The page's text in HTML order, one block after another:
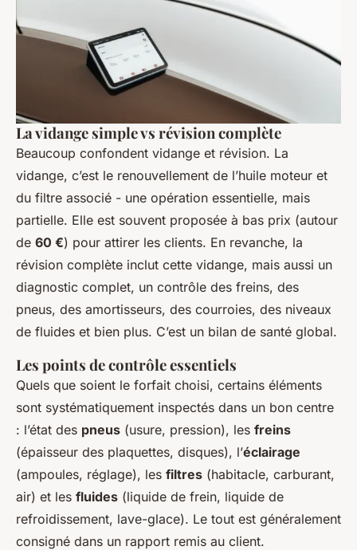
La vidange simple vs révision complète
Beaucoup confondent vidange et révision. La
vidange, c’est le renouvellement de l’huile moteur et
du filtre associé - une opération essentielle, mais
partielle. Elle est souvent proposée à bas prix (autour
de 60 €) pour attirer les clients. En revanche, la
révision complète inclut cette vidange, mais aussi un
diagnostic complet, un contrôle des freins, des
pneus, des amortisseurs, des courroies, des niveaux
de fluides et bien plus. C’est un bilan de santé global.
Les points de contrôle essentiels
Quels que soient le forfait choisi, certains éléments
sont systématiquement inspectés dans un bon centre
: l’état des pneus (usure, pression), les freins
(épaisseur des plaquettes, disques), l’éclairage
(ampoules, réglage), les filtres (habitacle, carburant,
air) et les fluides (liquide de frein, liquide de
refroidissement, lave-glace). Le tout est généralement
consigné dans un rapport remis au client.